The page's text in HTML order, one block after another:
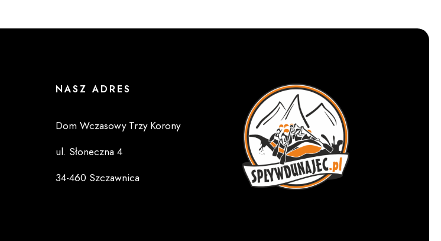
NASZ ADRES
Dom Wczasowy Trzy Korony
ul. Słoneczna 4
34-460 Szczawnica